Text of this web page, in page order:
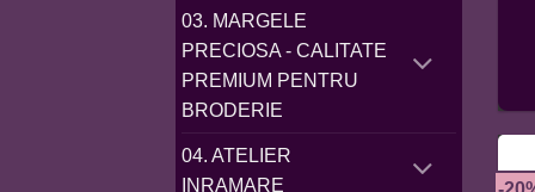
03. MARGELE
PRECIOSA - CALITATE
PREMIUM PENTRU
BRODERIE
04. ATELIER
INRAMARE